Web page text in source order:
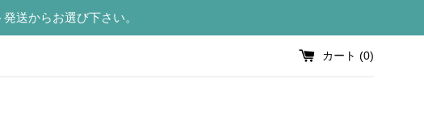
送からお選び下さい。
カート (0)